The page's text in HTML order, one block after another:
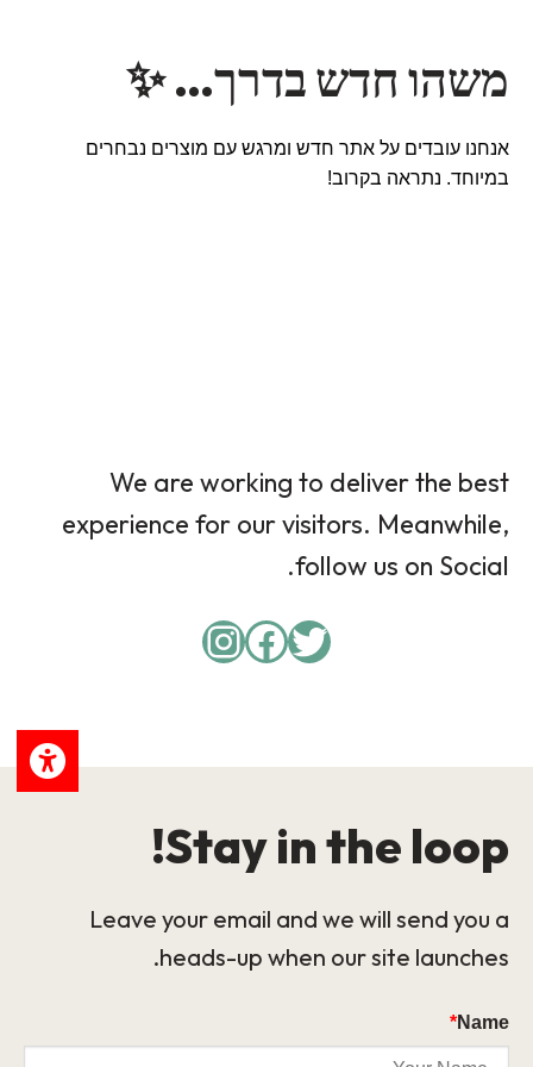
משהו חדש בדרך… ✨
אנחנו עובדים על אתר חדש ומרגש עם מוצרים נבחרים
במיוחד. נתראה בקרוב!
We are working to deliver the best
experience for our visitors. Meanwhile,
follow us on Social.
Twitter
Facebook
Instagram
Stay in the loop!
Leave your email and we will send you a
heads-up when our site launches.
Name
*